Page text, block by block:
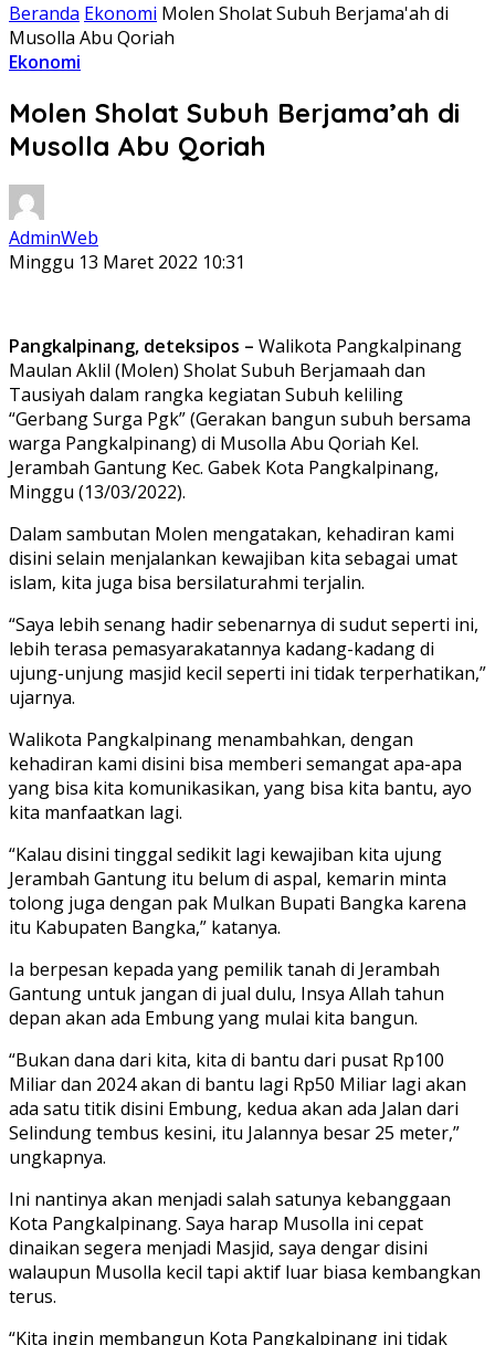
Beranda Ekonomi Molen Sholat Subuh Berjama'ah di
Musolla Abu Qoriah
Ekonomi
Molen Sholat Subuh Berjama’ah di
Musolla Abu Qoriah
AdminWeb
Minggu 13 Maret 2022 10:31
Pangkalpinang, deteksipos – Walikota Pangkalpinang
Maulan Aklil (Molen) Sholat Subuh Berjamaah dan
Tausiyah dalam rangka kegiatan Subuh keliling
“Gerbang Surga Pgk” (Gerakan bangun subuh bersama
warga Pangkalpinang) di Musolla Abu Qoriah Kel.
Jerambah Gantung Kec. Gabek Kota Pangkalpinang,
Minggu (13/03/2022).
Dalam sambutan Molen mengatakan, kehadiran kami
disini selain menjalankan kewajiban kita sebagai umat
islam, kita juga bisa bersilaturahmi terjalin.
“Saya lebih senang hadir sebenarnya di sudut seperti ini,
lebih terasa pemasyarakatannya kadang-kadang di
ujung-unjung masjid kecil seperti ini tidak terperhatikan,”
ujarnya.
Walikota Pangkalpinang menambahkan, dengan
kehadiran kami disini bisa memberi semangat apa-apa
yang bisa kita komunikasikan, yang bisa kita bantu, ayo
kita manfaatkan lagi.
“Kalau disini tinggal sedikit lagi kewajiban kita ujung
Jerambah Gantung itu belum di aspal, kemarin minta
tolong juga dengan pak Mulkan Bupati Bangka karena
itu Kabupaten Bangka,” katanya.
Ia berpesan kepada yang pemilik tanah di Jerambah
Gantung untuk jangan di jual dulu, Insya Allah tahun
depan akan ada Embung yang mulai kita bangun.
“Bukan dana dari kita, kita di bantu dari pusat Rp100
Miliar dan 2024 akan di bantu lagi Rp50 Miliar lagi akan
ada satu titik disini Embung, kedua akan ada Jalan dari
Selindung tembus kesini, itu Jalannya besar 25 meter,”
ungkapnya.
Ini nantinya akan menjadi salah satunya kebanggaan
Kota Pangkalpinang. Saya harap Musolla ini cepat
dinaikan segera menjadi Masjid, saya dengar disini
walaupun Musolla kecil tapi aktif luar biasa kembangkan
terus.
“Kita ingin membangun Kota Pangkalpinang ini tidak